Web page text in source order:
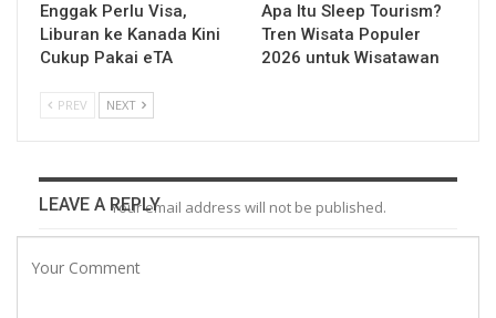
Enggak Perlu Visa,
Liburan ke Kanada Kini
Cukup Pakai eTA
Apa Itu Sleep Tourism?
Tren Wisata Populer
2026 untuk Wisatawan
PREV NEXT
LEAVE A REPLYYour email address will not be published.